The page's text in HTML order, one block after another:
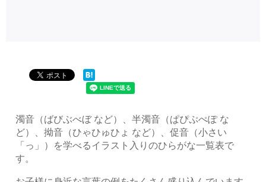
濁音（ばびぶべぼ など）、半濁音（ぱぴぷぺぽ な
ど）、拗音（ひゃひゅひょ など）、促音（小さい
「っ」）を学べるイラスト入りのひらがな一覧表で
す。